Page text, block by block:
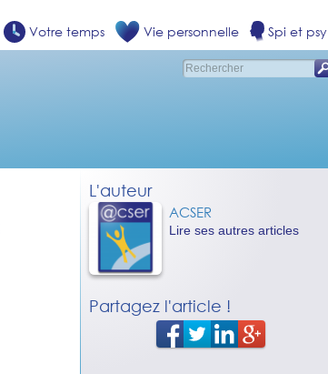
Votre temps Vie personnelle Spi et psy
L'auteur
ACSER
Lire ses autres articles
Partagez l'article !